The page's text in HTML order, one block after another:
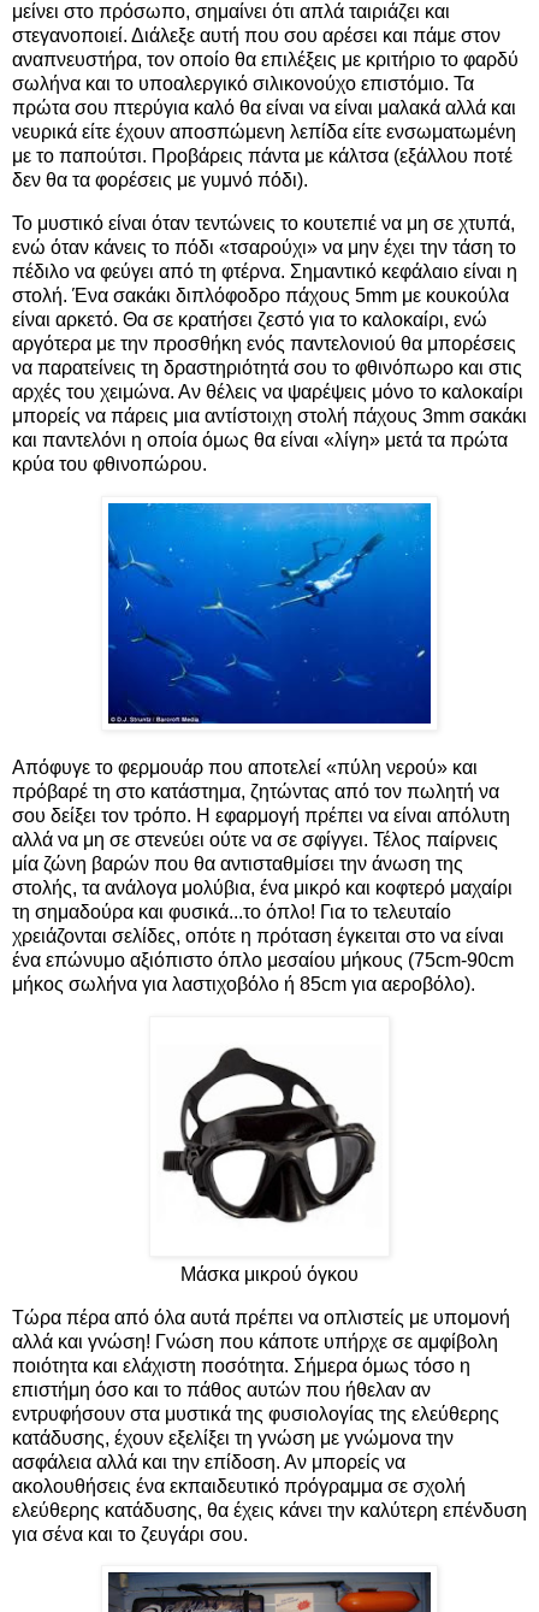
μείνει στο πρόσωπο, σημαίνει ότι απλά ταιριάζει και
στεγανοποιεί. Διάλεξε αυτή που σου αρέσει και πάμε στον
αναπνευστήρα, τον οποίο θα επιλέξεις με κριτήριο το φαρδύ
σωλήνα και το υποαλεργικό σιλικονούχο επιστόμιο. Τα
πρώτα σου πτερύγια καλό θα είναι να είναι μαλακά αλλά και
νευρικά είτε έχουν αποσπώμενη λεπίδα είτε ενσωματωμένη
με το παπούτσι. Προβάρεις πάντα με κάλτσα (εξάλλου ποτέ
δεν θα τα φορέσεις με γυμνό πόδι).
Το μυστικό είναι όταν τεντώνεις το κουτεπιέ να μη σε χτυπά,
ενώ όταν κάνεις το πόδι «τσαρούχι» να μην έχει την τάση το
πέδιλο να φεύγει από τη φτέρνα. Σημαντικό κεφάλαιο είναι η
στολή. Ένα σακάκι διπλόφοδρο πάχους 5mm με κουκούλα
είναι αρκετό. Θα σε κρατήσει ζεστό για το καλοκαίρι, ενώ
αργότερα με την προσθήκη ενός παντελονιού θα μπορέσεις
να παρατείνεις τη δραστηριότητά σου το φθινόπωρο και στις
αρχές του χειμώνα. Αν θέλεις να ψαρέψεις μόνο το καλοκαίρι
μπορείς να πάρεις μια αντίστοιχη στολή πάχους 3mm σακάκι
και παντελόνι η οποία όμως θα είναι «λίγη» μετά τα πρώτα
κρύα του φθινοπώρου.
Απόφυγε το φερμουάρ που αποτελεί «πύλη νερού» και
πρόβαρέ τη στο κατάστημα, ζητώντας από τον πωλητή να
σου δείξει τον τρόπο. Η εφαρμογή πρέπει να είναι απόλυτη
αλλά να μη σε στενεύει ούτε να σε σφίγγει. Τέλος παίρνεις
μία ζώνη βαρών που θα αντισταθμίσει την άνωση της
στολής, τα ανάλογα μολύβια, ένα μικρό και κοφτερό μαχαίρι
τη σημαδούρα και φυσικά...το όπλο! Για το τελευταίο
χρειάζονται σελίδες, οπότε η πρόταση έγκειται στο να είναι
ένα επώνυμο αξιόπιστο όπλο μεσαίου μήκους (75cm-90cm
μήκος σωλήνα για λαστιχοβόλο ή 85cm για αεροβόλο).
Μάσκα μικρού όγκου
Τώρα πέρα από όλα αυτά πρέπει να οπλιστείς με υπομονή
αλλά και γνώση! Γνώση που κάποτε υπήρχε σε αμφίβολη
ποιότητα και ελάχιστη ποσότητα. Σήμερα όμως τόσο η
επιστήμη όσο και το πάθος αυτών που ήθελαν αν
εντρυφήσουν στα μυστικά της φυσιολογίας της ελεύθερης
κατάδυσης, έχουν εξελίξει τη γνώση με γνώμονα την
ασφάλεια αλλά και την επίδοση. Αν μπορείς να
ακολουθήσεις ένα εκπαιδευτικό πρόγραμμα σε σχολή
ελεύθερης κατάδυσης, θα έχεις κάνει την καλύτερη επένδυση
για σένα και το ζευγάρι σου.